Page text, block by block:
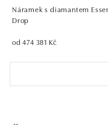
dnes otevřeno do
Náramek s diamantem
Drop
od 474 381 Kč